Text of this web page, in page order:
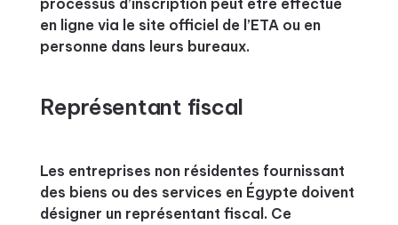
processus d’inscription peut être effectué
en ligne via le site officiel de l’ETA ou en
personne dans leurs bureaux.
Représentant fiscal
Les entreprises non résidentes fournissant
des biens ou des services en Égypte doivent
désigner un représentant fiscal. Ce